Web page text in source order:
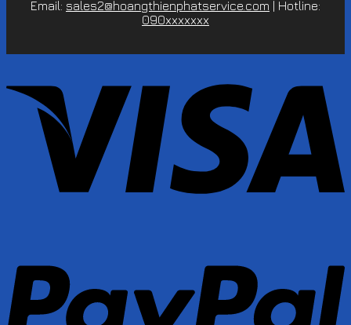
Email: sales2@hoangthienphatservice.com | Hotline:
090xxxxxxx